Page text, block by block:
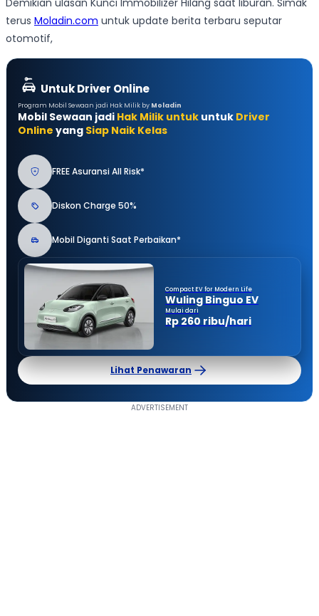
Demikian ulasan Kunci Immobilizer Hilang saat liburan. Simak
terus Moladin.com untuk update berita terbaru seputar
otomotif,
Untuk Driver Online
Program Mobil Sewaan jadi Hak Milik by Moladin
Mobil Sewaan jadi Hak Milik untuk untuk Driver
Online yang Siap Naik Kelas
FREE Asuransi All Risk*
Diskon Charge 50%
Mobil Diganti Saat Perbaikan*
Compact EV for Modern Life
Wuling Binguo EV
Mulai dari
Rp 260 ribu/hari
Lihat Penawaran